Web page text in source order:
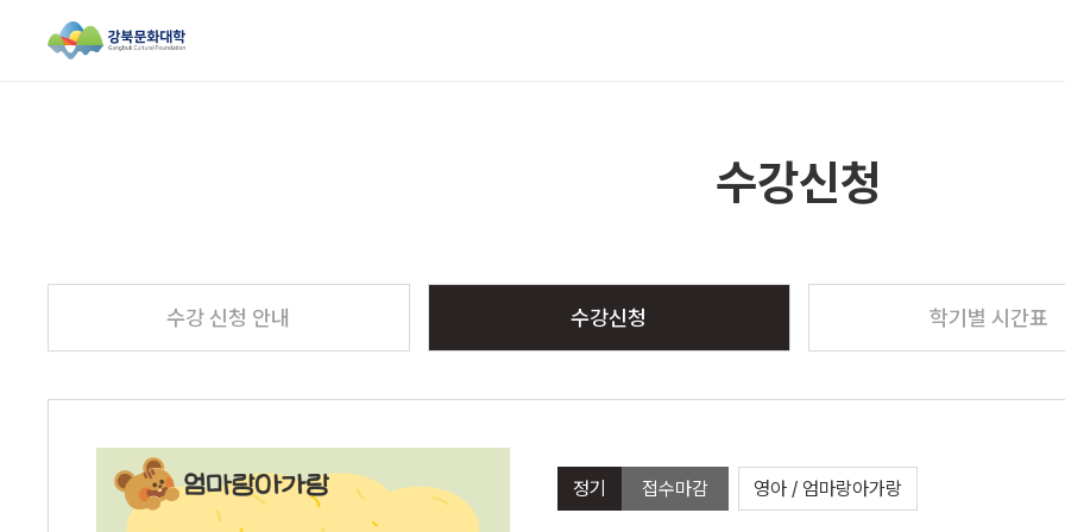
수강신청
수강 신청 안내 수강신청 학기별 시간표
정기 접수마감 영아 / 엄마랑아가랑